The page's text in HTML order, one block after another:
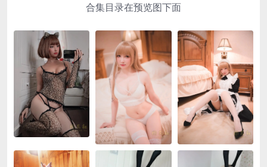
合集目录在预览图下面